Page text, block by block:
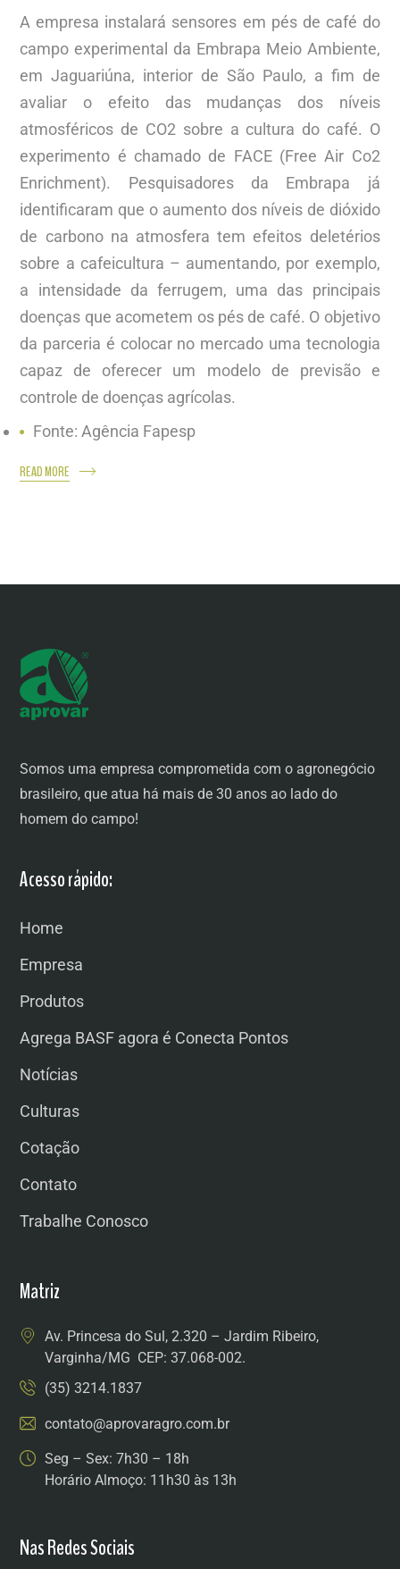
A empresa instalará sensores em pés de café do
campo experimental da Embrapa Meio Ambiente,
em Jaguariúna, interior de São Paulo, a fim de
avaliar o efeito das mudanças dos níveis
atmosféricos de CO2 sobre a cultura do café. O
experimento é chamado de FACE (Free Air Co2
Enrichment). Pesquisadores da Embrapa já
identificaram que o aumento dos níveis de dióxido
de carbono na atmosfera tem efeitos deletérios
sobre a cafeicultura – aumentando, por exemplo,
a intensidade da ferrugem, uma das principais
doenças que acometem os pés de café. O objetivo
da parceria é colocar no mercado uma tecnologia
capaz de oferecer um modelo de previsão e
controle de doenças agrícolas.
Fonte: Agência Fapesp
READ MORE
Somos uma empresa comprometida com o agronegócio
brasileiro, que atua há mais de 30 anos ao lado do
homem do campo!
Acesso rápido:
Home
Empresa
Produtos
Agrega BASF agora é Conecta Pontos
Notícias
Culturas
Cotação
Contato
Trabalhe Conosco
Matriz
Av. Princesa do Sul, 2.320 – Jardim Ribeiro,
Varginha/MG CEP: 37.068-002.
(35) 3214.1837
contato@aprovaragro.com.br
Seg – Sex: 7h30 – 18h
Horário Almoço: 11h30 às 13h
Nas Redes Sociais